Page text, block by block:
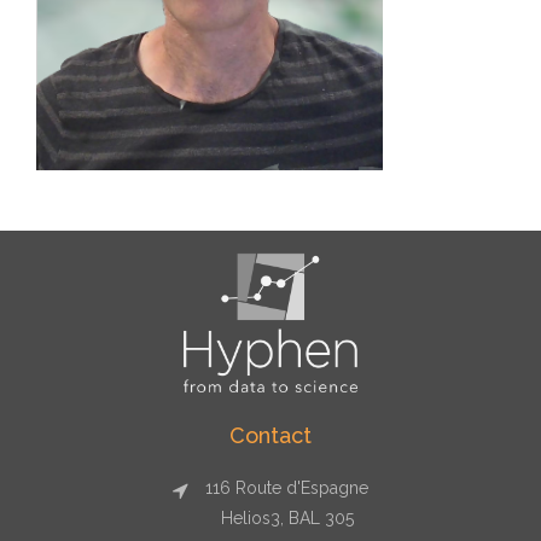
Contact
116 Route d'Espagne
Helios3, BAL 305